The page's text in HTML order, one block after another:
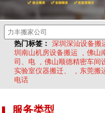
热门标签： 深圳深汕设备搬
圳南山机房设备搬运
, 佛山
司、电
, 佛山顺德精密车间
实验室仪器搬迁、
, 东莞搬
电话
服务类型